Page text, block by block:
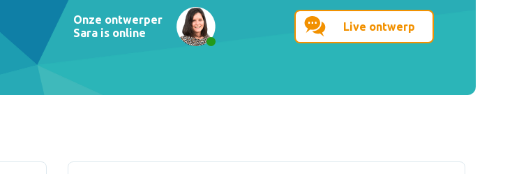
Onze ontwerper
Sara is online
Live ontwerp